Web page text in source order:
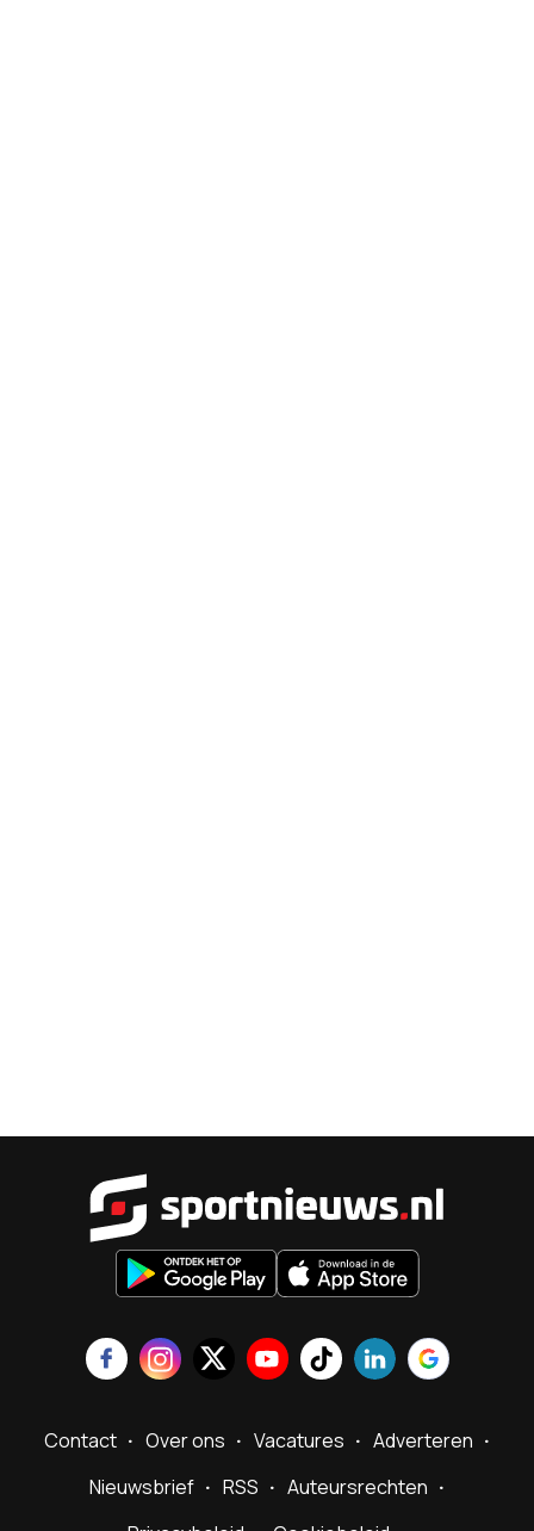
Contact Over ons Vacatures
Adverteren
Nieuwsbrief
RSS
Auteursrechten